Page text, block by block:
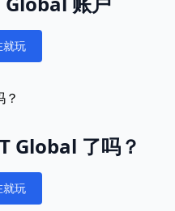
就玩
Global 了吗？
就玩